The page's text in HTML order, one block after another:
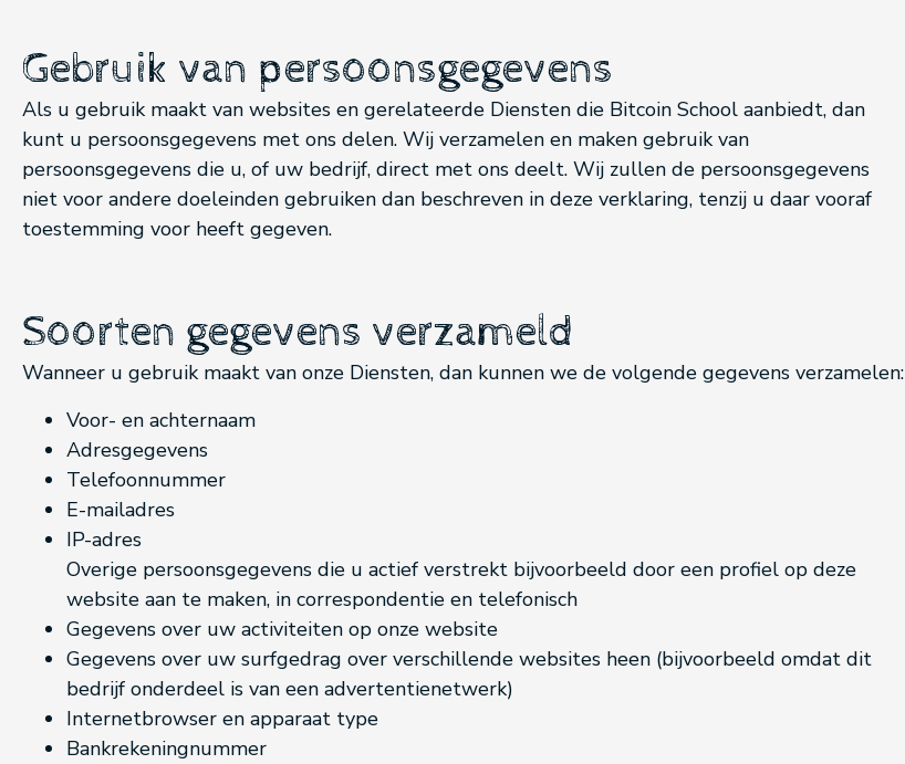
Gebruik van persoonsgegevens
Als u gebruik maakt van websites en gerelateerde Diensten die Bitcoin School aanbiedt, dan
kunt u persoonsgegevens met ons delen. Wij verzamelen en maken gebruik van
persoonsgegevens die u, of uw bedrijf, direct met ons deelt. Wij zullen de persoonsgegevens
niet voor andere doeleinden gebruiken dan beschreven in deze verklaring, tenzij u daar vooraf
toestemming voor heeft gegeven.
Soorten gegevens verzameld
Wanneer u gebruik maakt van onze Diensten, dan kunnen we de volgende gegevens verzamelen:
Voor- en achternaam
Adresgegevens
Telefoonnummer
E-mailadres
IP-adres
Overige persoonsgegevens die u actief verstrekt bijvoorbeeld door een profiel op deze
website aan te maken, in correspondentie en telefonisch
Gegevens over uw activiteiten op onze website
Gegevens over uw surfgedrag over verschillende websites heen (bijvoorbeeld omdat dit
bedrijf onderdeel is van een advertentienetwerk)
Internetbrowser en apparaat type
Bankrekeningnummer